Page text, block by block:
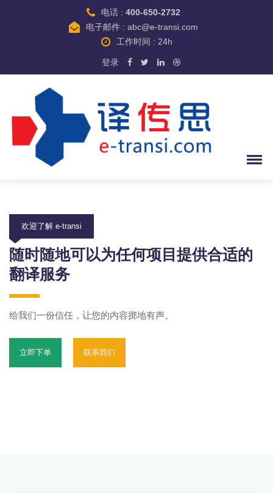
电话 : 400-650-2732
电子邮件 : abc@e-transi.com
工作时间 : 24h
登录
欢迎了解 e-transi
随时随地可以为任何项目提供合适的
翻译服务
给我们一份信任，让您的内容掷地有声。
立即下单 联系我们